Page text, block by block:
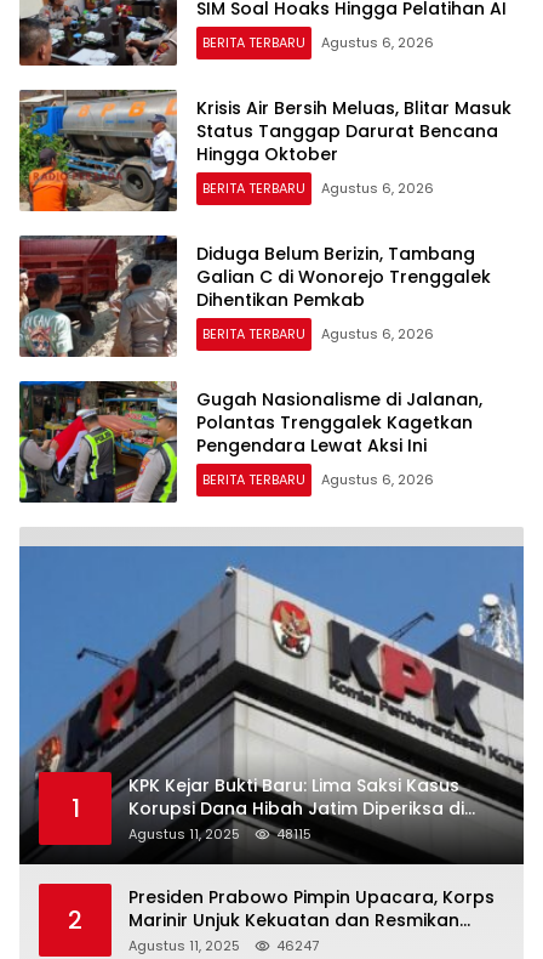
SIM Soal Hoaks Hingga Pelatihan AI
BERITA TERBARU Agustus 6, 2026
Krisis Air Bersih Meluas, Blitar Masuk
Status Tanggap Darurat Bencana
Hingga Oktober
BERITA TERBARU Agustus 6, 2026
Diduga Belum Berizin, Tambang
Galian C di Wonorejo Trenggalek
Dihentikan Pemkab
BERITA TERBARU Agustus 6, 2026
Gugah Nasionalisme di Jalanan,
Polantas Trenggalek Kagetkan
Pengendara Lewat Aksi Ini
BERITA TERBARU Agustus 6, 2026
1
KPK Kejar Bukti Baru: Lima Saksi Kasus
Korupsi Dana Hibah Jatim Diperiksa di
Trenggalek
Agustus 11, 2025 48115
2
Presiden Prabowo Pimpin Upacara, Korps
Marinir Unjuk Kekuatan dan Resmikan
Struktur Baru
Agustus 11, 2025 46247